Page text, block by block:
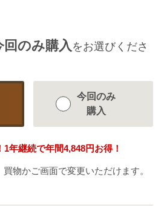
回のみ購入 をお選びくださ
今回のみ
購入
1年継続で年間4,848円お得！
物かご画面で変更いただけます。